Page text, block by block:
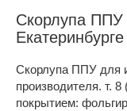
Скорлупа
Екатеринбурге
Скорлупа ППУ для
производителя. т.
покрытием: